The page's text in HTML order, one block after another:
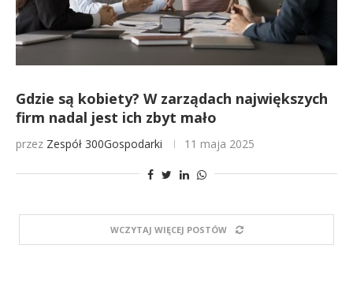
Gdzie są kobiety? W zarządach największych
firm nadal jest ich zbyt mało
przez Zespół 300Gospodarki 11 maja 2025
WCZYTAJ WIĘCEJ POSTÓW